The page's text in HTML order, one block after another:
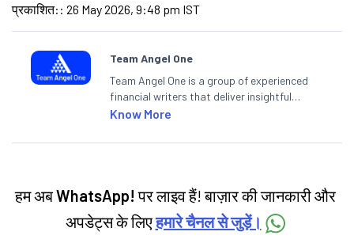
प्रकाशित: : 26 May 2026, 9:48 pm IST
Team Angel One
Team Angel One is a group of experienced
financial writers that deliver insightful
articles on the stock market, IPO, economy,
categories.
Know More
हम अबWhatsApp! पर लाइव हैं! बाज़ार की जानकारी और
अपडेट्स के लिएहमारे चैनल से जुड़ें।